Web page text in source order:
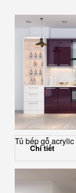
Tủ bếp gỗ
Chi tiết